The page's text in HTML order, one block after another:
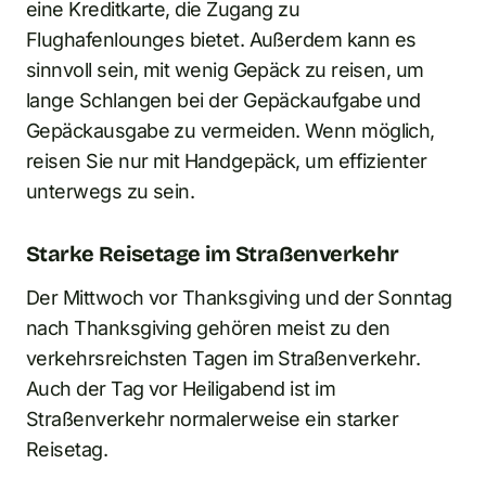
eine Kreditkarte, die Zugang zu
Flughafenlounges bietet. Außerdem kann es
sinnvoll sein, mit wenig Gepäck zu reisen, um
lange Schlangen bei der Gepäckaufgabe und
Gepäckausgabe zu vermeiden. Wenn möglich,
reisen Sie nur mit Handgepäck, um effizienter
unterwegs zu sein.
Starke Reisetage im Straßenverkehr
Der Mittwoch vor Thanksgiving und der Sonntag
nach Thanksgiving gehören meist zu den
verkehrsreichsten Tagen im Straßenverkehr.
Auch der Tag vor Heiligabend ist im
Straßenverkehr normalerweise ein starker
Reisetag.